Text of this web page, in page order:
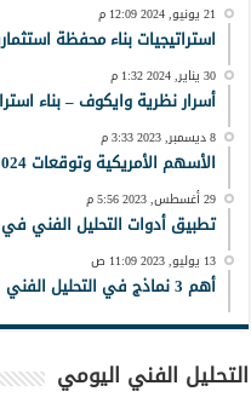
21 يونيو, 2024 12:09 م
استراتيجيات بناء محفظة
30 يناير, 2024 1:32 م
أسرار نظرية وايكوف – بناء
8 ديسمبر, 2023 3:33 م
الأسهم الأمريكية وتوقعات 2024 – استراتيجيات وفرص أهم 5 أسهم
29 أغسطس, 2023 5:56 م
تطبيق أدوات التحليل الفني في
13 يوليو, 2023 11:09 ص
أهم 3 نماذج في التحليل الفني
التحليل الفني اليومي